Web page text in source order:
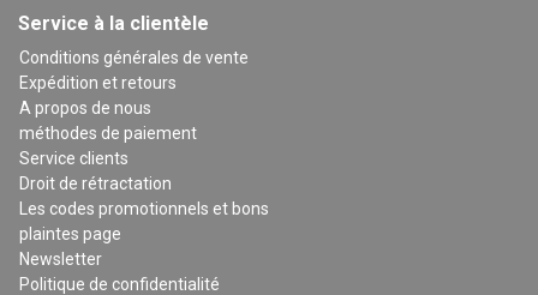
Service à la clientèle
Conditions générales de vente
Expédition et retours
A propos de nous
méthodes de paiement
Service clients
Droit de rétractation
Les codes promotionnels et bons
plaintes page
Newsletter
Politique de confidentialité